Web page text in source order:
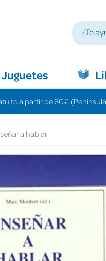
Juguetes
a partir de 60€
a hablar